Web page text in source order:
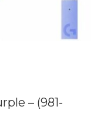
– (981-